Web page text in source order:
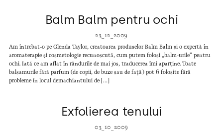
Balm Balm pentru ochi
23_12_2009
Am întrebat-o pe Glenda Taylor, creatoarea produselor Balm Balm și o expertă în
aromaterapie și cosmetologie recunoscută, cum putem folosi „balm-urile” pentru
ochi. Iată ce am aflat în rândurile de mai jos, traducerea îmi aparține. Toate
balsamurile fără parfum (de copii, de buze sau de față) pot fi folosite fără
probleme în locul demachiantului de […]
Exfolierea tenului
03_10_2009